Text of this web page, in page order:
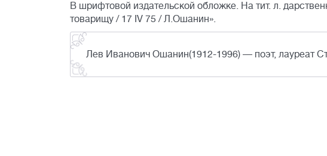
В шрифтовой издательской обложке. На тит. л.
товарищу / 17 IV 75 / Л.Ошанин».
Лев Иванович Ошанин(1912-1996) — поэт, лауреат